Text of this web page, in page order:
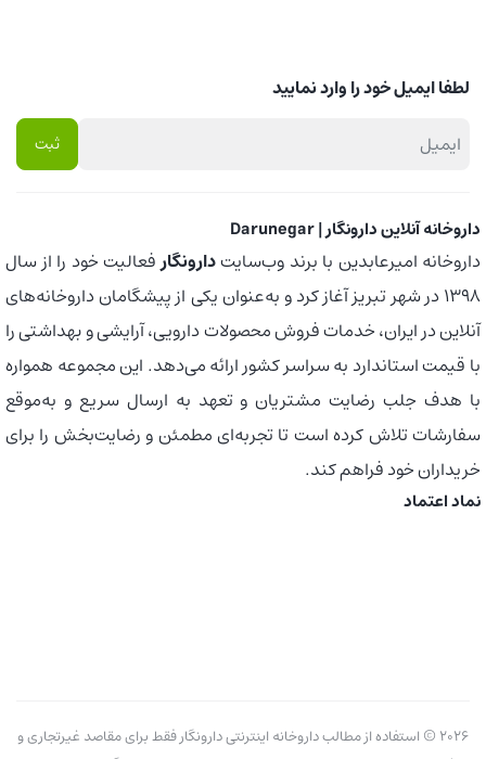
لطفا ایمیل خود را وارد نمایید
داروخانه آنلاین دارونگار | Darunegar
داروخانه امیرعابدین با برند وب‌سایتدارونگارفعالیت خود را از سال
1398 در شهر تبریز آغاز کرد و به‌عنوان یکی از پیشگامان داروخانه‌های
آنلاین در ایران، خدمات فروش محصولات دارویی، آرایشی و بهداشتی را
با قیمت استاندارد به سراسر کشور ارائه می‌دهد. این مجموعه همواره
با هدف جلب رضایت مشتریان و تعهد به ارسال سریع و به‌موقع
سفارشات تلاش کرده است تا تجربه‌ای مطمئن و رضایت‌بخش را برای
خریداران خود فراهم کند.
نماد اعتماد
2026 © استفاده از مطالب داروخانه اینترنتی دارونگار فقط برای مقاصد غیرتجاری و